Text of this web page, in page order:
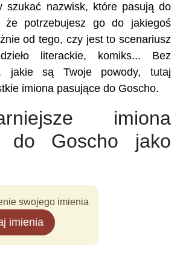
szukać nazwisk, które pasują do
potrzebujesz go do jakiegoś
od tego, czy jest to scenariusz
literackie, komiks... Bez
jakie są Twoje powody, tutaj
imiona pasujące do Goscho.
imiona
do Goscho jako
swojego imienia
imienia